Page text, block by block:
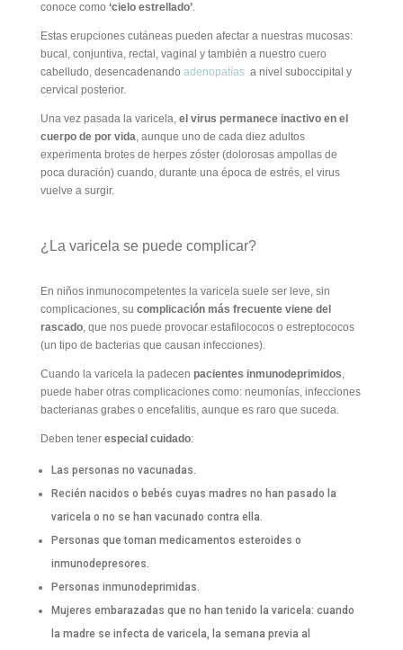
conoce como ‘cielo estrellado’.
Estas erupciones cutáneas pueden afectar a nuestras mucosas:
bucal, conjuntiva, rectal, vaginal y también a nuestro cuero
cabelludo, desencadenando adenopatías a nivel suboccipital y
cervical posterior.
Una vez pasada la varicela,el virus permanece inactivo en el
cuerpo de por vida, aunque uno de cada diez adultos
experimenta brotes de herpes zóster (dolorosas ampollas de
poca duración) cuando, durante una época de estrés, el virus
vuelve a surgir.
¿La varicela se puede complicar?
En niños inmunocompetentes la varicela suele ser leve, sin
complicaciones, su complicación más frecuente viene del
rascado, que nos puede provocar estafilococos o estreptococos
(un tipo de bacterias que causan infecciones).
Cuando la varicela la padecen pacientes inmunodeprimidos,
puede haber otras complicaciones como: neumonías, infecciones
bacterianas grabes o encefalitis, aunque es raro que suceda.
Deben tener especial cuidado:
Las personas no vacunadas.
Recién nacidos o bebés cuyas madres no han pasado la
varicela o no se han vacunado contra ella.
Personas que toman medicamentos esteroides o
inmunodepresores.
Personas inmunodeprimidas.
Mujeres embarazadas que no han tenido la varicela: cuando
la madre se infecta de varicela, la semana previa al